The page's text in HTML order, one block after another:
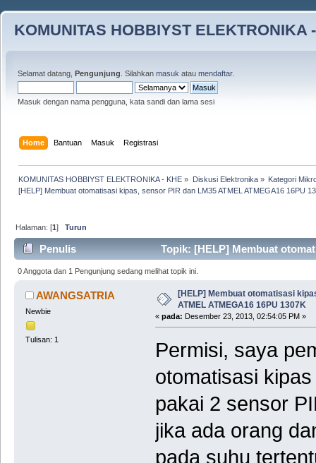
KOMUNITAS HOBBIYST ELEKTRONIKA
Selamat datang, Pengunjung . Silahkan masuk atau mendaftar.
Masuk dengan nama pengguna, kata sandi dan lama sesi
Home Bantuan Masuk Registrasi
KOMUNITAS HOBBIYST ELEKTRONIKA - KHE » Diskusi Elektronika» Kategori
[HELP] Membuat otomatisasi kipas, sensor PIR dan LM35 ATMEL ATMEGA16 16PU
Halaman: [1]Turun
Penulis
Topik: [HELP] Membuat
(Dibaca 9318 kali)
0 Anggota dan 1 Pengunjung sedang melihat topik ini.
AWANGSATRIA
Newbie
Tulisan: 1
[HELP] Membuat otomatisasi
ATMEL ATMEGA16 16PU 1307K
« pada: Desember 23, 2013, 02:54:05 PM »
Permisi, saya
otomatisasi
pakai 2 sensor
jika ada orang
pada suhu